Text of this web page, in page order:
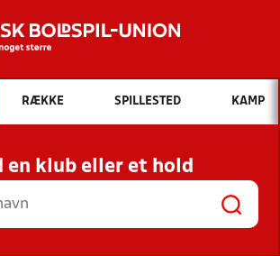
Hvad vil du søge efter?
INDHOLD OG NYHEDER
RESULTATER, KLUBBER OG
HOLD
RÆKKE SPILLESTED KAMP
en klub eller et hold